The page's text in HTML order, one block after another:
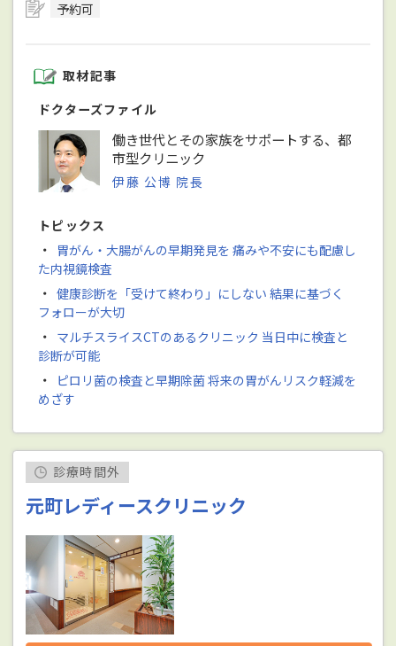
予約可
取材記事
ドクターズファイル
働き世代とその家族をサポートする、都
市型クリニック
伊藤 公博 院長
トピックス
・
胃がん・大腸がんの早期発見を 痛みや不安にも配慮し
た内視鏡検査
・ 健康診断を「受けて終わり」にしない 結果に基づく
フォローが大切
・ マルチスライスCTのあるクリニック 当日中に検査と
診断が可能
・
ピロリ菌の検査と早期除菌 将来の胃がんリスク軽減を
めざす
診療時間外
元町レディースクリニック